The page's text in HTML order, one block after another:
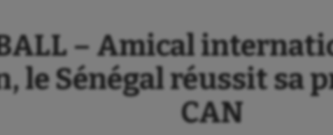
– Amical
le Sénégal réussit sa
CAN